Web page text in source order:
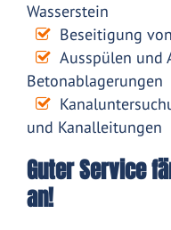
Wasserstein
Beseitigung
Ausspülen und
Betonablagerungen
und Kanalleitungen
Guter Service
an!